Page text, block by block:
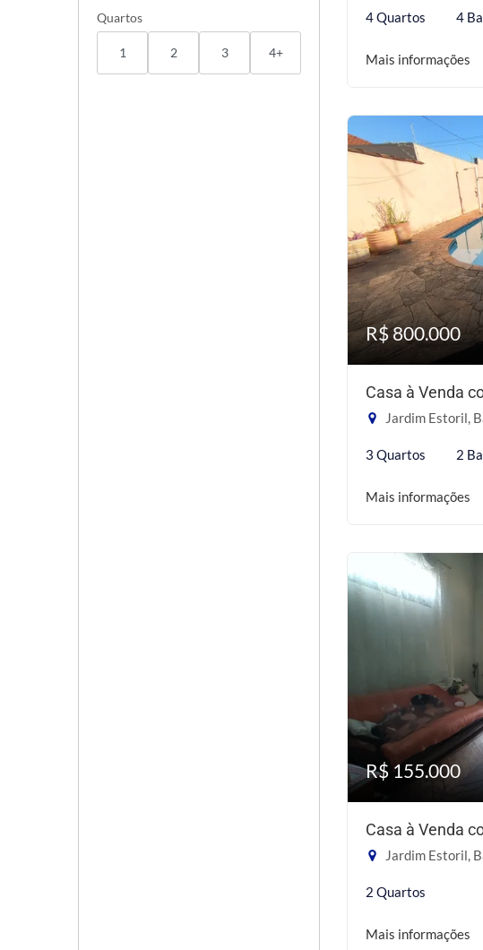
Quartos
1 2 3 4+
4 Quartos 4
Mais informações
R$ 800.000
Casa à Venda
Jardim Estoril,
3 Quartos 2
Mais informações
R$ 155.000
Casa à Venda
Jardim Estoril,
2 Quartos
Mais informações